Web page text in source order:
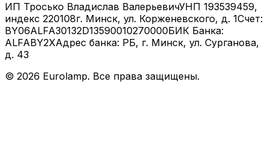
ИП Тросько Владислав ВалерьевичУНП 193539459,
индекс 220108г. Минск, ул. Корженевского, д. 1Счет:
BY06ALFA30132D13590010270000БИК Банка:
ALFABY2XАдрес банка: РБ, г. Минск, ул. Сурганова,
д. 43
© 2026 Eurolamp. Все права защищены.